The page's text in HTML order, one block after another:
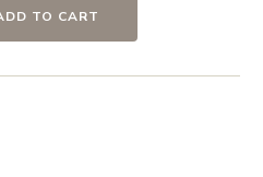
TO CART